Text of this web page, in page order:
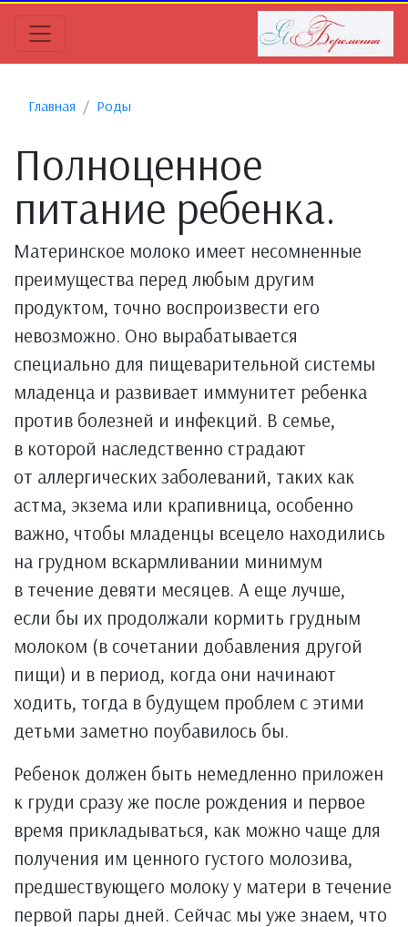
Главная Роды
Полноценное
питание ребенка.
Материнское молоко имеет несомненные
преимущества перед любым другим
продуктом, точно воспроизвести его
невозможно. Оно вырабатывается
специально для пищеварительной системы
младенца и развивает иммунитет ребенка
против болезней и инфекций. В семье,
в которой наследственно страдают
от аллергических заболеваний, таких как
астма, экзема или крапивница, особенно
важно, чтобы младенцы всецело находились
на грудном вскармливании минимум
в течение девяти месяцев. А еще лучше,
если бы их продолжали кормить грудным
молоком (в сочетании добавления другой
пищи) и в период, когда они начинают
ходить, тогда в будущем проблем с этими
детьми заметно поубавилось бы.
Ребенок должен быть немедленно приложен
к груди сразу же после рождения и первое
время прикладываться, как можно чаще для
получения им ценного густого молозива,
предшествующего молоку у матери в течение
первой пары дней. Сейчас мы уже знаем, что